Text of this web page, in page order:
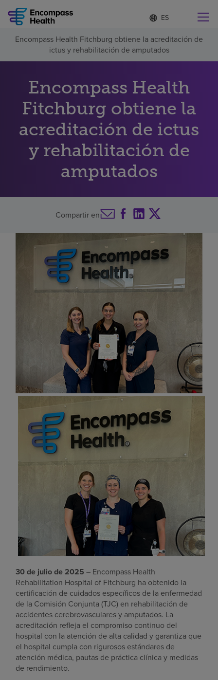
Lista
de
idiomas
contraída
d
o
m
a
l
e
c
c
i
o
n
a
o
Encuentre una localidad cerca de usted
Por qué debe elegirnos
Servicios de rehabilitación
Pacientes y cuidadores
Recursos de salud
Buscar un centro
Encompass Health Fitchburg obtiene la acreditación de
ictus y rehabilitación de amputados
Encompass Health
Fitchburg obtiene la
acreditación de ictus
y rehabilitación de
amputados
Compartir en
30 de julio de 2025 – Encompass Health
Rehabilitation Hospital of Fitchburg ha obtenido la
certificación de cuidados específicos de la enfermedad
de la Comisión Conjunta (TJC) en rehabilitación de
accidentes cerebrovasculares y amputados. La
acreditación refleja el compromiso continuo del
hospital con la atención de alta calidad y garantiza que
el hospital cumpla con rigurosos estándares de
atención médica, pautas de práctica clínica y medidas
de rendimiento.